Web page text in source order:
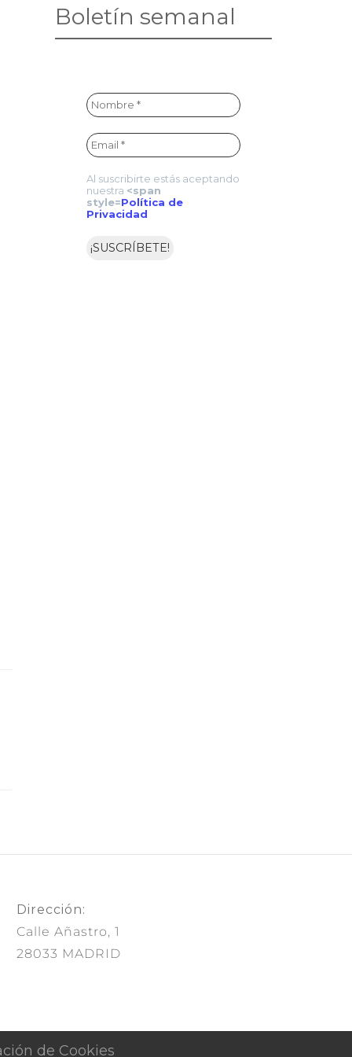
Boletín semanal
Al suscribirte estás aceptando
nuestra <span
style=Política de
Privacidad
Dirección:
Calle Añastro, 1
28033 MADRID
de Cookies